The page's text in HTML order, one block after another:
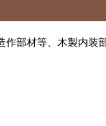
作部材等、木製内